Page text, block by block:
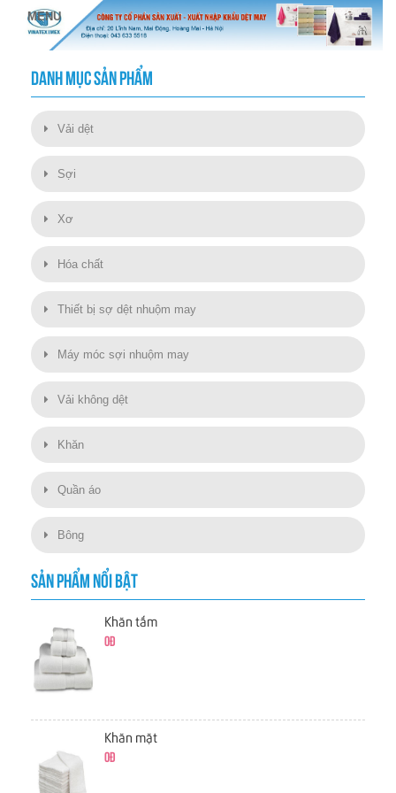
DANH MỤC SẢN PHẨM
Vải dệt
Sợi
Xơ
Hóa chất
Thiết bị sợ dệt nhuộm may
Máy móc sợi nhuộm may
Vải không dệt
Khăn
Quần áo
Bông
SẢN PHẨM NỔI BẬT
Khăn tắm
0đ
Khăn mặt
0đ